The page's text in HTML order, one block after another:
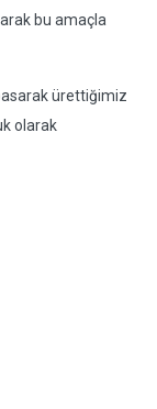
bu amaçla
ürettiğimiz
olarak